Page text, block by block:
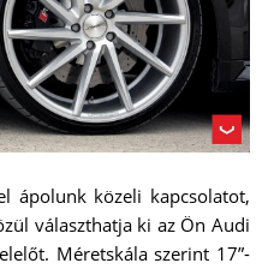
ápolunk közeli kapcsolatot,
választhatja ki az Ön Audi
Méretskála szerint 17”-